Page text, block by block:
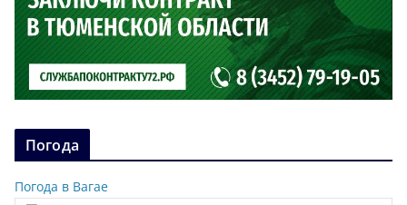
Погода
Погода в Вагае